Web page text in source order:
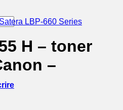
Satera LBP-660 Series
H – toner
–